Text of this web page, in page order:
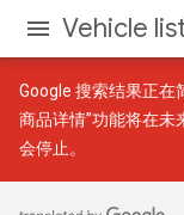
Vehicle
Google 搜索结果正在
商品详情”功能将在未
会停止。